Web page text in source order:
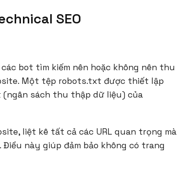
SEO
bot tìm kiếm nên hoặc không nên thu
Một tệp robots.txt được thiết lập
sách thu thập dữ liệu) của
liệt kê tất cả các URL quan trọng mà
này giúp đảm bảo không có trang